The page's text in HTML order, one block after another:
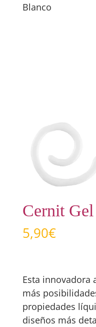
Blanco
Cernit
5,90€
Esta innovadora
más
propiedades
diseños más